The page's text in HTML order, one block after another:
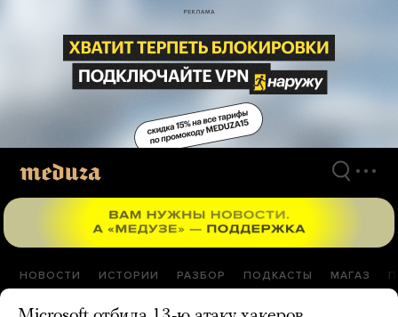
материалам
НОВОСТИ ИСТОРИИ РАЗБОР ПОДКАСТЫ МАГАЗ